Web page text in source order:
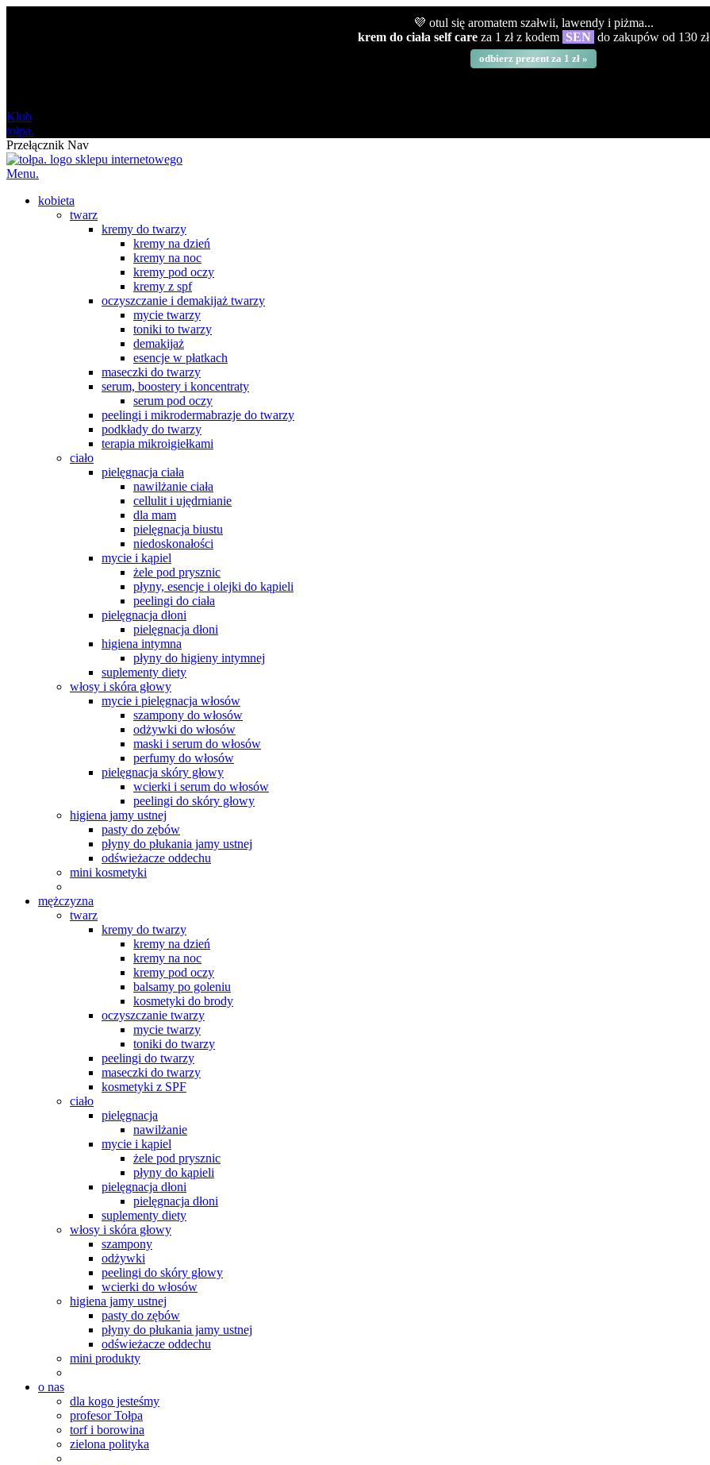
💜 otul się aromatem szałwii, lawendy i piżma...
krem do ciała self careza 1 zł z kodem SEN do zakupów od 130 zł
odbierz prezent za 1 zł »
Klub
tołpa.
Przełącznik Nav
Menu.
kobieta
twarz
kremy do twarzy
kremy na dzień
kremy na noc
kremy pod oczy
kremy z spf
oczyszczanie i demakijaż twarzy
mycie twarzy
toniki to twarzy
demakijaż
esencje w płatkach
maseczki do twarzy
serum, boostery i koncentraty
serum pod oczy
peelingi i mikrodermabrazje do twarzy
podkłady do twarzy
terapia mikroigiełkami
ciało
pielęgnacja ciała
nawilżanie ciała
cellulit i ujędrnianie
dla mam
pielęgnacja biustu
niedoskonałości
mycie i kąpiel
żele pod prysznic
płyny, esencje i olejki do kąpieli
peelingi do ciała
pielęgnacja dłoni
pielęgnacja dłoni
higiena intymna
płyny do higieny intymnej
suplementy diety
włosy i skóra głowy
mycie i pielęgnacja włosów
szampony do włosów
odżywki do włosów
maski i serum do włosów
perfumy do włosów
pielęgnacja skóry głowy
wcierki i serum do włosów
peelingi do skóry głowy
higiena jamy ustnej
pasty do zębów
płyny do płukania jamy ustnej
odświeżacze oddechu
mini kosmetyki
mężczyzna
twarz
kremy do twarzy
kremy na dzień
kremy na noc
kremy pod oczy
balsamy po goleniu
kosmetyki do brody
oczyszczanie twarzy
mycie twarzy
toniki do twarzy
peelingi do twarzy
maseczki do twarzy
kosmetyki z SPF
ciało
pielęgnacja
nawilżanie
mycie i kąpiel
żele pod prysznic
płyny do kąpieli
pielęgnacja dłoni
pielęgnacja dłoni
suplementy diety
włosy i skóra głowy
szampony
odżywki
peelingi do skóry głowy
wcierki do włosów
higiena jamy ustnej
pasty do zębów
płyny do płukania jamy ustnej
odświeżacze oddechu
mini produkty
o nas
dla kogo jesteśmy
profesor Tołpa
torf i borowina
zielona polityka